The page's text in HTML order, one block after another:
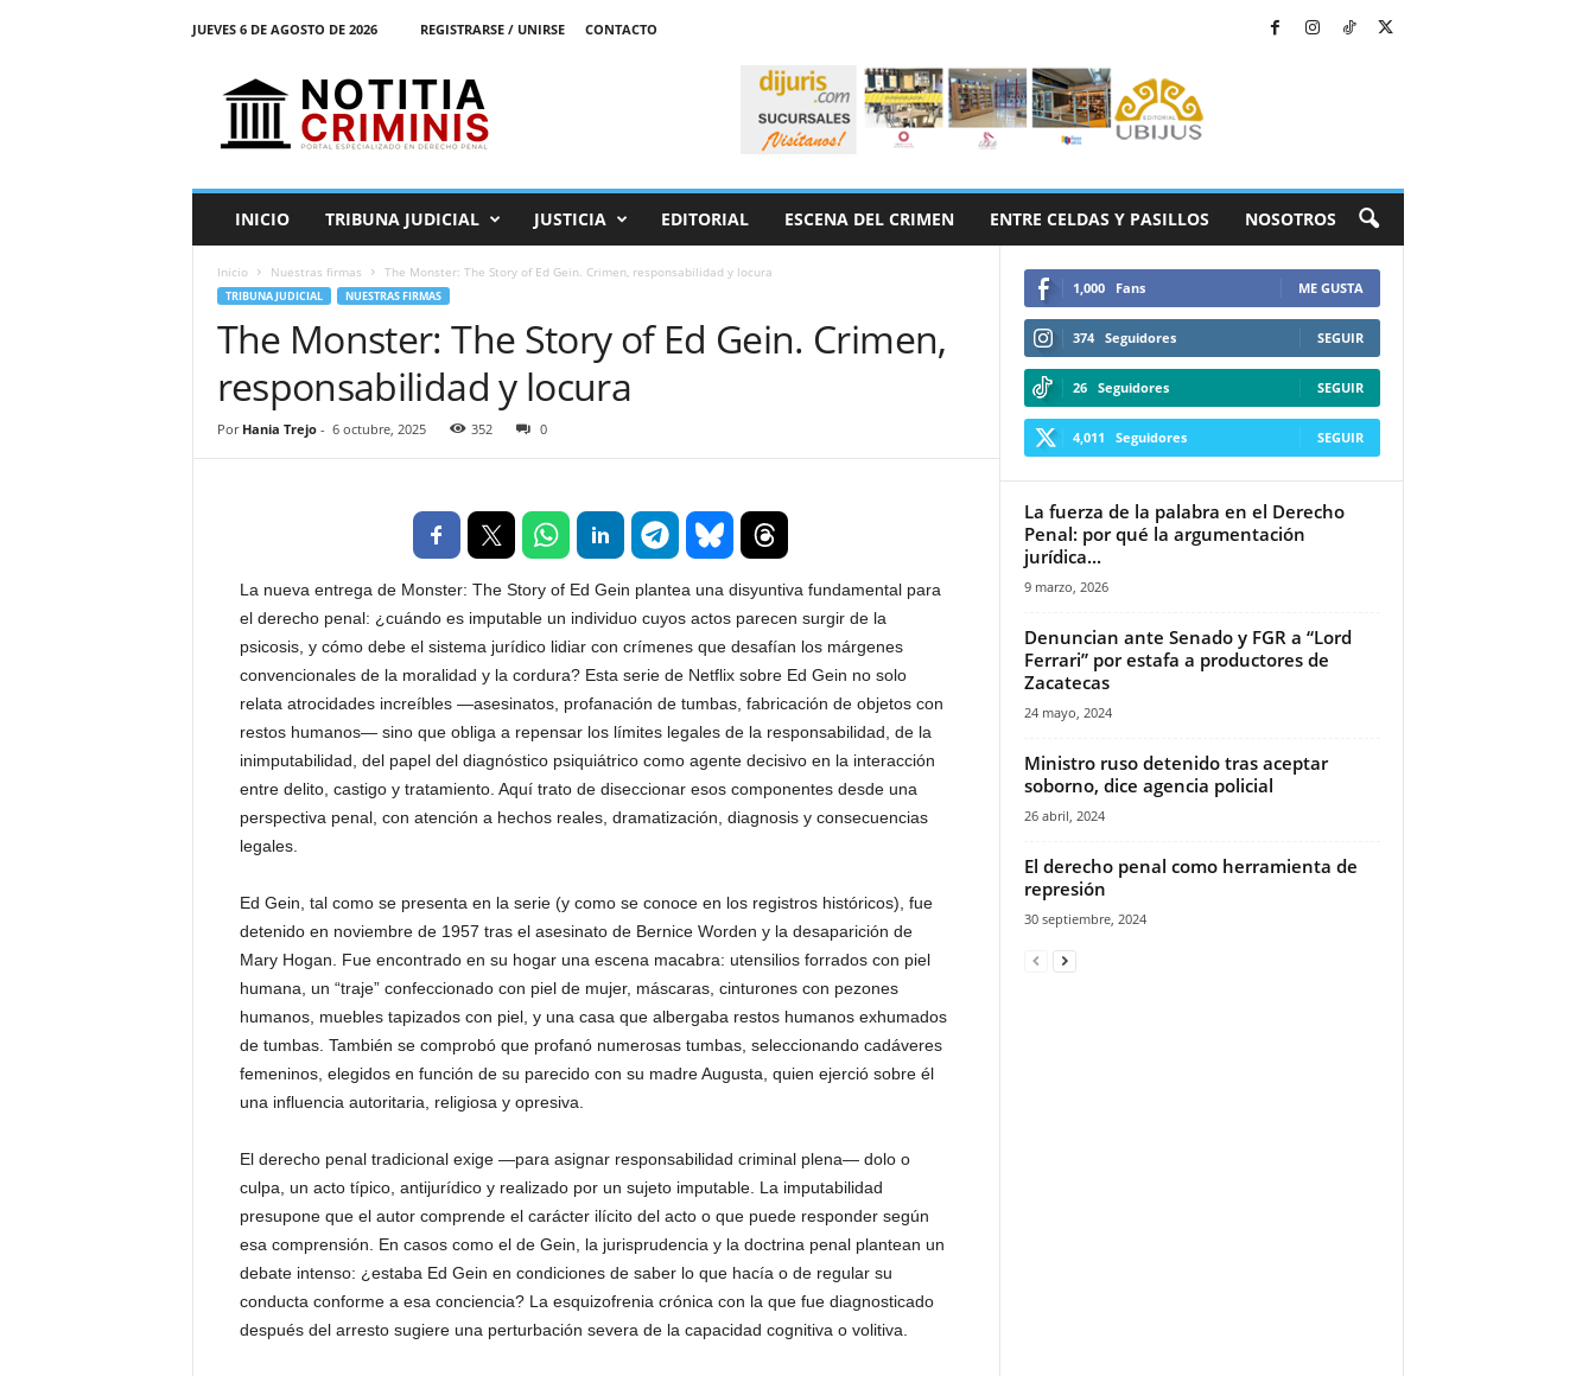
JUEVES 6 DE AGOSTO DE 2026 REGISTRARSE / UNIRSE
CONTACTO
l
INICIO TRIBUNA JUDICIAL JUSTICIA EDITORIAL ESCENA DEL CRIMEN ENTRE CELDAS Y PASILLOS NOSOTROS
Inicio Nuestras firmas The Monster: The Story of Ed Gein. Crimen, responsabilidad y locura
TRIBUNA JUDICIAL NUESTRAS FIRMAS
The Monster: The Story of Ed Gein. Crimen,
responsabilidad y locura
Por Hania Trejo- 6 octubre, 2025 352 0
La nueva entrega de Monster: The Story of Ed Gein plantea una disyuntiva fundamental para
el derecho penal: ¿cuándo es imputable un individuo cuyos actos parecen surgir de la
psicosis, y cómo debe el sistema jurídico lidiar con crímenes que desafían los márgenes
convencionales de la moralidad y la cordura? Esta serie de Netflix sobre Ed Gein no solo
relata atrocidades increíbles —asesinatos, profanación de tumbas, fabricación de objetos con
restos humanos— sino que obliga a repensar los límites legales de la responsabilidad, de la
inimputabilidad, del papel del diagnóstico psiquiátrico como agente decisivo en la interacción
entre delito, castigo y tratamiento. Aquí trato de diseccionar esos componentes desde una
perspectiva penal, con atención a hechos reales, dramatización, diagnosis y consecuencias
legales.
Ed Gein, tal como se presenta en la serie (y como se conoce en los registros históricos), fue
detenido en noviembre de 1957 tras el asesinato de Bernice Worden y la desaparición de
Mary Hogan. Fue encontrado en su hogar una escena macabra: utensilios forrados con piel
humana, un “traje” confeccionado con piel de mujer, máscaras, cinturones con pezones
humanos, muebles tapizados con piel, y una casa que albergaba restos humanos exhumados
de tumbas. También se comprobó que profanó numerosas tumbas, seleccionando cadáveres
femeninos, elegidos en función de su parecido con su madre Augusta, quien ejerció sobre él
una influencia autoritaria, religiosa y opresiva.
El derecho penal tradicional exige —para asignar responsabilidad criminal plena— dolo o
culpa, un acto típico, antijurídico y realizado por un sujeto imputable. La imputabilidad
presupone que el autor comprende el carácter ilícito del acto o que puede responder según
esa comprensión. En casos como el de Gein, la jurisprudencia y la doctrina penal plantean un
debate intenso: ¿estaba Ed Gein en condiciones de saber lo que hacía o de regular su
conducta conforme a esa conciencia? La esquizofrenia crónica con la que fue diagnosticado
después del arresto sugiere una perturbación severa de la capacidad cognitiva o volitiva.
1,000 Fans ME GUSTA
374 Seguidores SEGUIR
26 Seguidores SEGUIR
4,011 Seguidores SEGUIR
La fuerza de la palabra en el Derecho
Penal: por qué la argumentación
jurídica...
9 marzo, 2026
Denuncian ante Senado y FGR a “Lord
Ferrari” por estafa a productores de
Zacatecas
24 mayo, 2024
Ministro ruso detenido tras aceptar
soborno, dice agencia policial
26 abril, 2024
El derecho penal como herramienta de
represión
30 septiembre, 2024